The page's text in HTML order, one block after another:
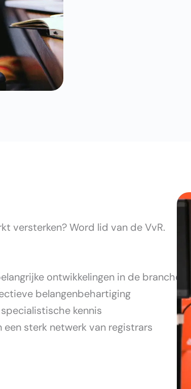
versterken? Word lid van de VvR.
ontwikkelingen in de branche
belangenbehartiging
kennis
een sterk netwerk van registrars